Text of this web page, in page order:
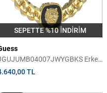
SEPETTE %10 İNDİRİM
Erkek
TL